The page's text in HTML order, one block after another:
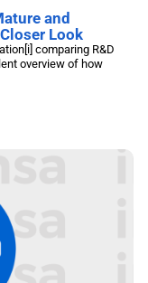
and
Look
comparing R&D
overview of how